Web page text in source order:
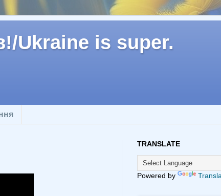
Ukraine is super.
TRANSLATE
Powered by